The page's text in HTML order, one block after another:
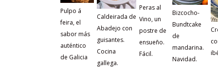
Pulpo á
feira, el
sabor más
auténtico
de Galicia
Caldeirada de
Abadejo con
guisantes.
Cocina
gallega.
Peras al
Vino, un
postre de
ensueño.
Fácil.
Bizcocho-
Bundtcake
de
mandarina.
Navidad.